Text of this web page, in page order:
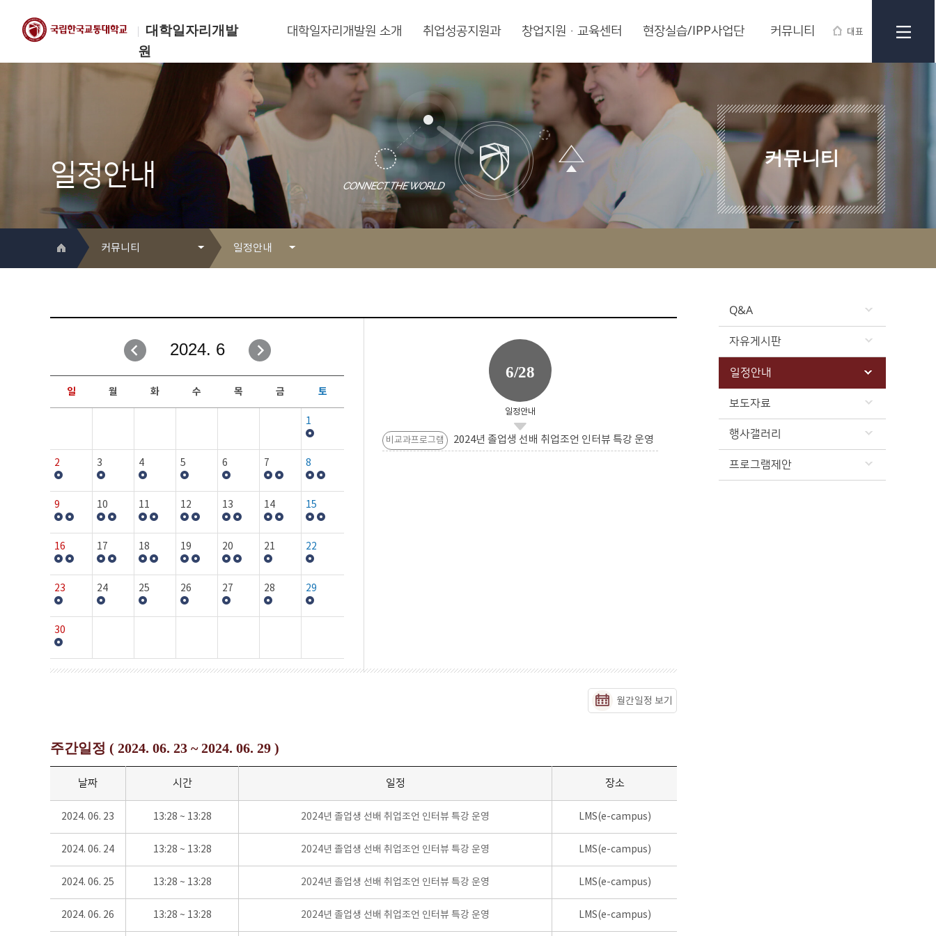
대학일자리개발
원
대표
한국교통대학교
대학일자리개발원
대학일자리개발원 소개 취업성공지원과 창업지원·교육센터 현장실습/IPP사업단 커뮤니티
일정안내
커뮤니티
커뮤니티
취업성공지원과
창업지원·교육센터
현장실습/IPP사업단
커뮤니티
일정안내
자유게시판
일정안내
보도자료
행사갤러리
Q&A
자유게시판
일정안내
보도자료
행사갤러리
프로그램제안
2024. 6
일 월 화 수 목 금 토
1
2 3 4 5 6 7 8
9 10 11 12 13 14 15
16 17 18 19 20 21 22
23 24 25 26 27 28 29
30
6/28
일정안내
비교과프로그램 2024년 졸업생 선배 취업조언 인터뷰 특강 운영
월간일정 보기
주간일정 ( 2024. 06. 23 ~ 2024. 06. 29 )
날짜 시간 일정 장소
2024. 06. 23 13:28 ~ 13:28 2024년 졸업생 선배 취업조언 인터뷰 특강 운영 LMS(e-campus)
2024. 06. 24 13:28 ~ 13:28 2024년 졸업생 선배 취업조언 인터뷰 특강 운영 LMS(e-campus)
2024. 06. 25 13:28 ~ 13:28 2024년 졸업생 선배 취업조언 인터뷰 특강 운영 LMS(e-campus)
2024. 06. 26 13:28 ~ 13:28 2024년 졸업생 선배 취업조언 인터뷰 특강 운영 LMS(e-campus)